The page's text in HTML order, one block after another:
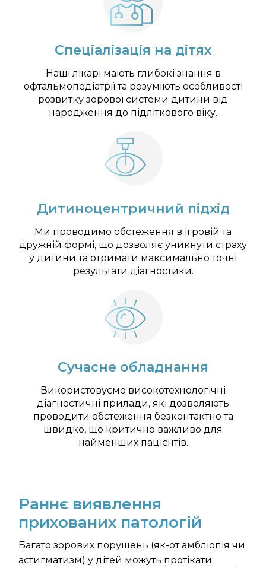
Спеціалізація на дітях
Наші лікарі мають глибокі знання в
офтальмопедіатрії та розуміють особливості
розвитку зорової системи дитини від
народження до підліткового віку.
Дитиноцентричний підхід
Ми проводимо обстеження в ігровій та
дружній формі, що дозволяє уникнути страху
у дитини та отримати максимально точні
результати діагностики.
Сучасне обладнання
Використовуємо високотехнологічні
діагностичні прилади, які дозволяють
проводити обстеження безконтактно та
швидко, що критично важливо для
найменших пацієнтів.
Раннє виявлення
прихованих патологій
Багато зорових порушень (як-от амбліопія чи
астигматизм) у дітей можуть протікати